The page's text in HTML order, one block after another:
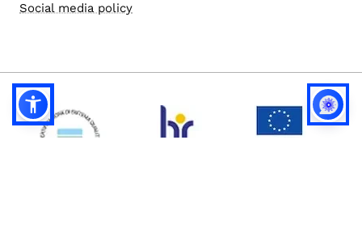
Social media policy